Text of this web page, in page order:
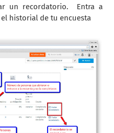
un recordatorio. Entra a
historial de tu encuesta